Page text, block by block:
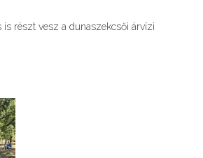
is részt vesz a dunaszekcsői árvízi